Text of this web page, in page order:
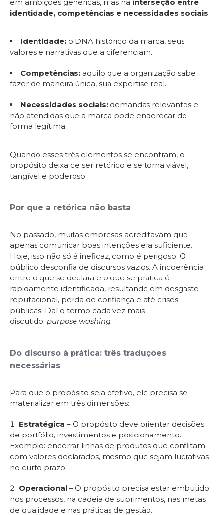
em ambições genéricas, mas na interseção entre
identidade, competências e necessidades sociais.
Identidade: o DNA histórico da marca, seus
valores e narrativas que a diferenciam.
Competências: aquilo que a organização sabe
fazer de maneira única, sua expertise real.
Necessidades sociais: demandas relevantes e
não atendidas que a marca pode endereçar de
forma legítima.
Quando esses três elementos se encontram, o
propósito deixa de ser retórico e se torna viável,
tangível e poderoso.
Por que a retórica não basta
No passado, muitas empresas acreditavam que
apenas comunicar boas intenções era suficiente.
Hoje, isso não só é ineficaz, como é perigoso. O
público desconfia de discursos vazios. A incoerência
entre o que se declara e o que se pratica é
rapidamente identificada, resultando em desgaste
reputacional, perda de confiança e até crises
públicas. Daí o termo cada vez mais
discutido: purpose washing.
Do discurso à prática: três traduções
necessárias
Para que o propósito seja efetivo, ele precisa se
materializar em três dimensões:
Estratégica – O propósito deve orientar decisões
de portfólio, investimentos e posicionamento.
Exemplo: encerrar linhas de produtos que conflitam
com valores declarados, mesmo que sejam lucrativas
no curto prazo.
Operacional – O propósito precisa estar embutido
nos processos, na cadeia de suprimentos, nas metas
de qualidade e nas práticas de gestão.